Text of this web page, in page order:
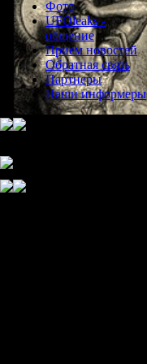
Фото
UFOleaks -
общение
Прием новостей
Обратная связь
Партнеры
Наши информеры